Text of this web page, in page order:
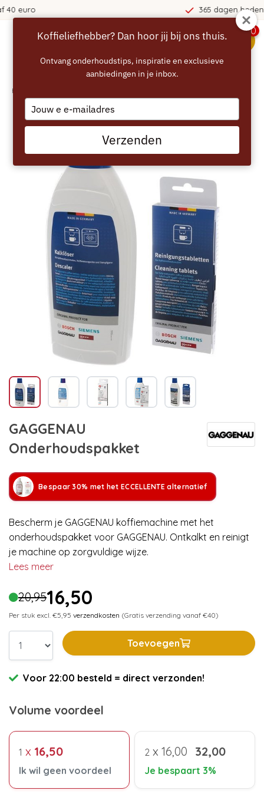
365 dagen bedenktijd!
0
Home
GAGGENAU
Onderhoudspakket
Bespaar 30% met het ECCELLENTE alternatief
Bescherm je GAGGENAU koffiemachine met het
onderhoudspakket voor GAGGENAU. Ontkalkt en reinigt
je machine op zorgvuldige wijze.
Lees meer
20,9516,50
Per stuk excl. €5,95 verzendkosten (Gratis verzending vanaf €40)
Toevoegen
Voor 22:00 besteld = direct verzonden!
Volume voordeel
1 x 16,50
Ik wil geen voordeel
2 x 16,00 32,00
Je bespaart 3%
Koffieliefhebber? Dan hoor jij bij ons thuis.
Ontvang onderhoudstips, inspiratie en exclusieve
aanbiedingen in je inbox.
Type
your
email
Verzenden